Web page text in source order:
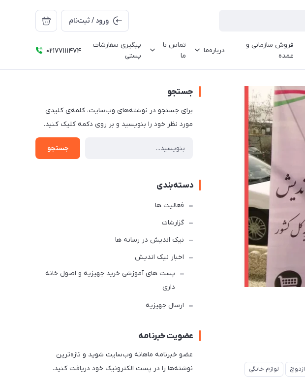
ورود / ثبت‌نام
فروش سازمانی و
عمده
درباره‌ما
تماس با
ما
پیگیری سفارشات
پستی
02177111474
ازدواج
لوازم خانگی
جستجو
برای جستجو در نوشته‌های وب‌سایت، کلمه‌ی کلیدی
مورد نظر خود را بنویسید و بر روی دکمه کلیک کنید.
جستجو
دسته‌بندی
فعالیت ها
گزارشات
نیک اندیش در رسانه ها
اخبار نیک اندیش
پست های آموزشی خرید جهیزیه و اصول خانه
داری
ارسال جهیزیه
عضویت خبرنامه
عضو خبرنامه ماهانه وب‌سایت شوید و تازه‌ترین
نوشته‌ها را در پست الکترونیک خود دریافت کنید.